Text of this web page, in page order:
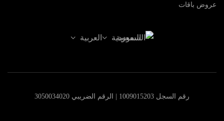
عروض باقات
السعودية العربية
رقم السجل 1009015203 | الرقم الضريبي 3050034020